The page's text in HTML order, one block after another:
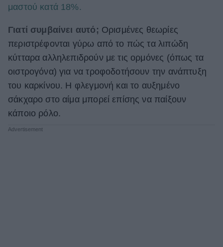
μαστού κατά 18%.
Γιατί συμβαίνει αυτό; Ορισμένες θεωρίες
περιστρέφονται γύρω από το πώς τα λιπώδη
κύτταρα αλληλεπιδρούν με τις ορμόνες (όπως τα
οιστρογόνα) για να τροφοδοτήσουν την ανάπτυξη
του καρκίνου. Η φλεγμονή και το αυξημένο
σάκχαρο στο αίμα μπορεί επίσης να παίξουν
κάποιο ρόλο.